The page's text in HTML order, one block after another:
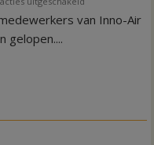
Warmte
van Inno-Air
gelopen....